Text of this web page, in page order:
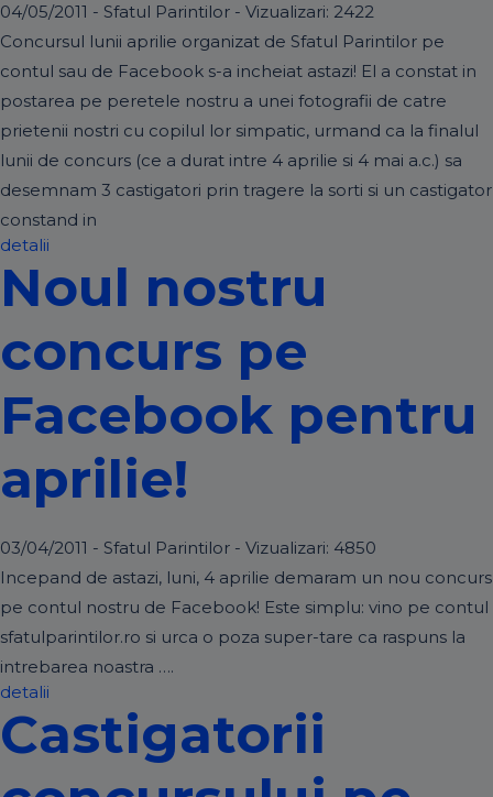
04/05/2011 - Sfatul Parintilor - Vizualizari: 2422
Concursul lunii aprilie organizat de Sfatul Parintilor pe
contul sau de Facebook s-a incheiat astazi! El a constat in
postarea pe peretele nostru a unei fotografii de catre
prietenii nostri cu copilul lor simpatic, urmand ca la finalul
lunii de concurs (ce a durat intre 4 aprilie si 4 mai a.c.) sa
desemnam 3 castigatori prin tragere la sorti si un castigator
constand in
detalii
Noul nostru
concurs pe
Facebook pentru
aprilie!
03/04/2011 - Sfatul Parintilor - Vizualizari: 4850
Incepand de astazi, luni, 4 aprilie demaram un nou concurs
pe contul nostru de Facebook! Este simplu: vino pe contul
sfatulparintilor.ro si urca o poza super-tare ca raspuns la
intrebarea noastra ….
detalii
Castigatorii